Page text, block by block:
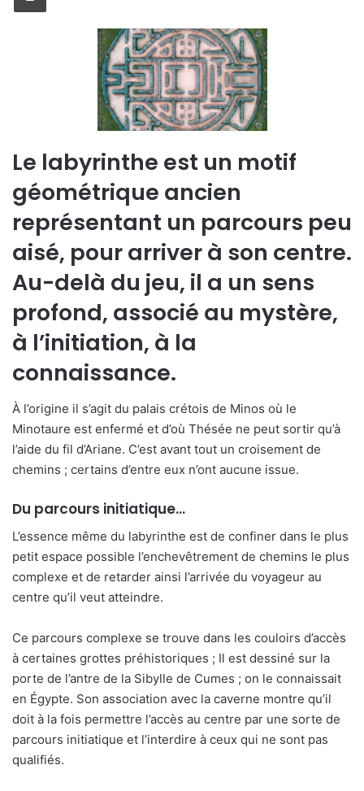
Le labyrinthe est un motif
géométrique ancien
représentant un parcours peu
aisé, pour arriver à son centre.
Au-delà du jeu, il a un sens
profond, associé au mystère,
à l’initiation, à la
connaissance.
À l’origine il s’agit du palais crétois de Minos où le
Minotaure est enfermé et d’où Thésée ne peut sortir qu’à
l’aide du fil d’Ariane. C’est avant tout un croisement de
chemins ; certains d’entre eux n’ont aucune issue.
Du parcours initiatique…
L’essence même du labyrinthe est de confiner dans le plus
petit espace possible l’enchevêtrement de chemins le plus
complexe et de retarder ainsi l’arrivée du voyageur au
centre qu’il veut atteindre.
Ce parcours complexe se trouve dans les couloirs d’accès
à certaines grottes préhistoriques ; Il est dessiné sur la
porte de l’antre de la Sibylle de Cumes ; on le connaissait
en Égypte. Son association avec la caverne montre qu’il
doit à la fois permettre l’accès au centre par une sorte de
parcours initiatique et l’interdire à ceux qui ne sont pas
qualifiés.